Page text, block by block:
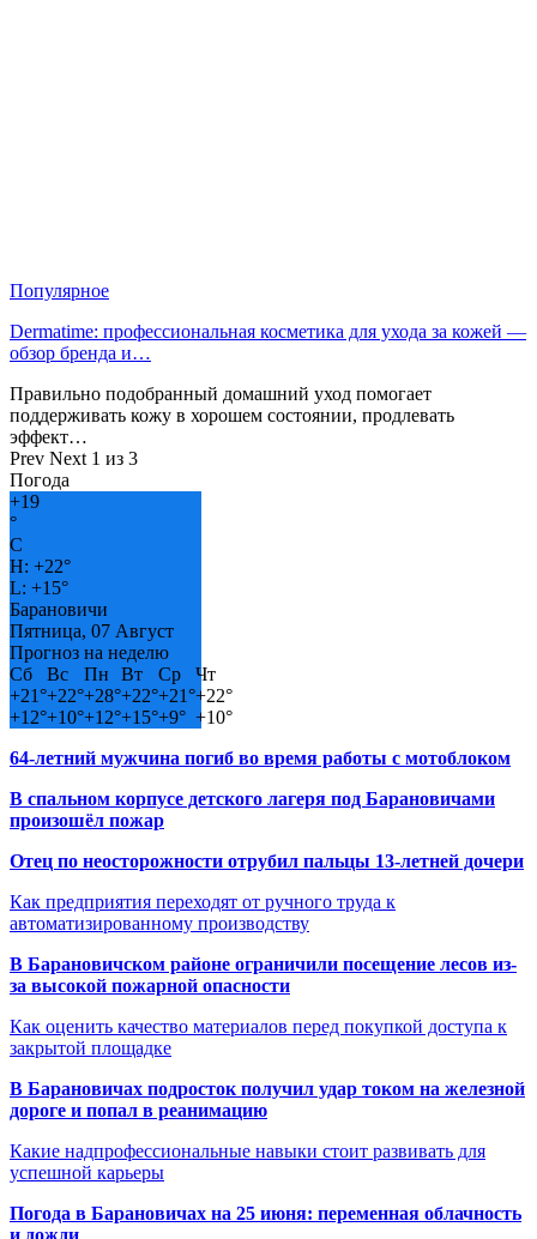
Популярное
Dermatime: профессиональная косметика для ухода за кожей —
обзор бренда и…
Правильно подобранный домашний уход помогает
поддерживать кожу в хорошем состоянии, продлевать
эффект…
Prev Next 1 из 3
Погода
+19
°
C
H: +22°
L: +15°
Барановичи
Пятница, 07 Август
Прогноз на неделю
Сб
Вс Пн Вт Ср
Чт
+21°+22°+28°+22°+21°+22°
+12°+10°+12°+15°+9° +10°
64-летний мужчина погиб во время работы с мотоблоком
В спальном корпусе детского лагеря под Барановичами
произошёл пожар
Отец по неосторожности отрубил пальцы 13-летней дочери
Как предприятия переходят от ручного труда к
автоматизированному производству
В Барановичском районе ограничили посещение лесов из-
за высокой пожарной опасности
Как оценить качество материалов перед покупкой доступа к
закрытой площадке
В Барановичах подросток получил удар током на железной
дороге и попал в реанимацию
Какие надпрофессиональные навыки стоит развивать для
успешной карьеры
Погода в Барановичах на 25 июня: переменная облачность
и дожди